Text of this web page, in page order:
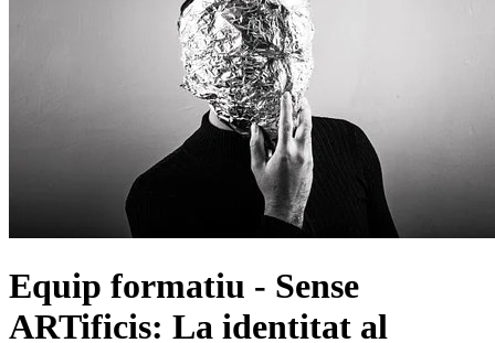
Equip formatiu - Sense
ARTificis: La identitat al